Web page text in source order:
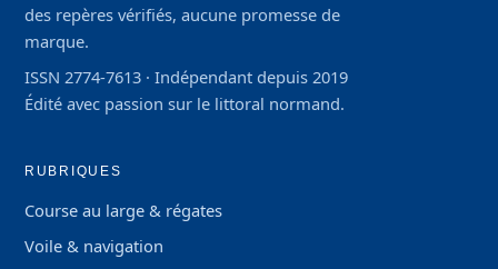
des repères vérifiés, aucune promesse de
marque.
ISSN 2774-7613 · Indépendant depuis 2019
Édité avec passion sur le littoral normand.
RUBRIQUES
Course au large & régates
Voile & navigation